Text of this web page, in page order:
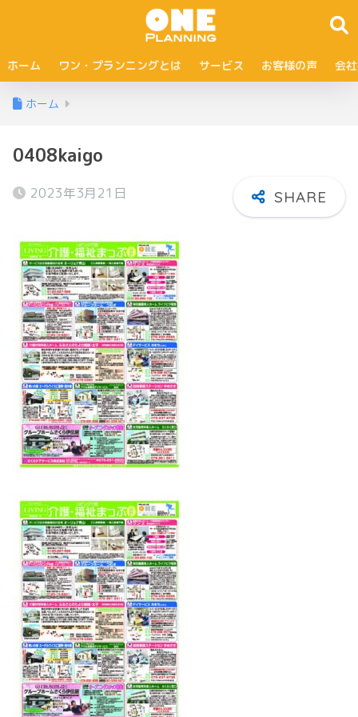
ホーム ワン・プランニングとは サービス お客様の声 会
ホーム
0408kaigo
2023年3月21日